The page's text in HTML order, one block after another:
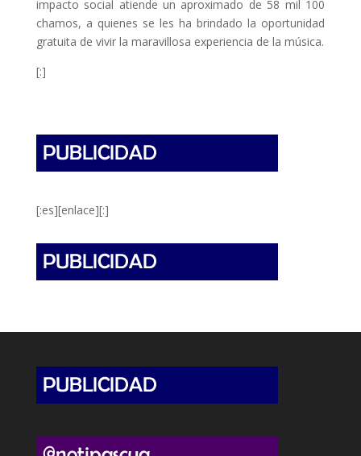
impacto social atiende un aproximado de 58 mil 100
chamos, a quienes se les ha brindado la oportunidad
gratuita de vivir la maravillosa experiencia de la música.
[:]
[:es][enlace][:]